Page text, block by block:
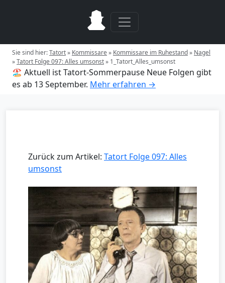
Sie sind hier:Tatort» Kommissare» Kommissare im Ruhestand» Nagel
»Tatort Folge 097: Alles umsonst» 1_Tatort_Alles_umsonst
🏖️ Aktuell ist Tatort-Sommerpause Neue Folgen gibt
es ab 13 September. Mehr erfahren →
Zurück zum Artikel: Tatort Folge 097: Alles
umsonst